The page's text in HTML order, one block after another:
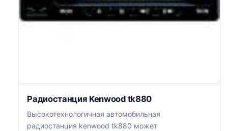
Радиостанция Kenwood tk880
Высокотехнологичная автомобильная
радиостанция kenwood tk880 может